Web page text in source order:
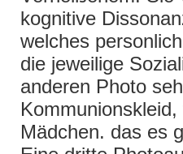
kognitive
welches
die jeweilige
anderen Photo
Mädchen. das es